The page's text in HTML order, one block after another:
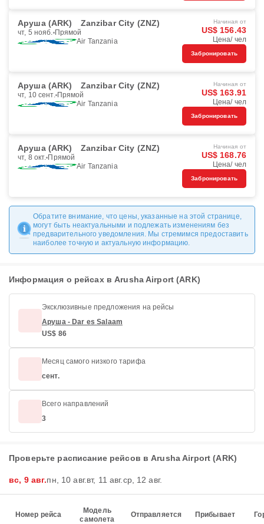
Аруша (ARK) Zanzibar City (ZNZ)
чт, 5 нояб. Прямой
Air Tanzania
Начиная от
US$ 156.43
Цена/ чел
Забронировать
Аруша (ARK) Zanzibar City (ZNZ)
чт, 10 сент. Прямой
Air Tanzania
Начиная от
US$ 163.91
Цена/ чел
Забронировать
Аруша (ARK) Zanzibar City (ZNZ)
чт, 8 окт. Прямой
Air Tanzania
Начиная от
US$ 168.76
Цена/ чел
Забронировать
Обратите внимание, что цены, указанные на этой странице,
могут быть неактуальными и подлежать изменениям без
предварительного уведомления. Мы стремимся предоставить
наиболее точную и актуальную информацию.
Информация о рейсах в Arusha Airport (ARK)
Эксклюзивные предложения на рейсы
Аруша - Dar es Salaam
US$ 86
Месяц самого низкого тарифа
сент.
Всего направлений
3
Проверьте расписание рейсов в Arusha Airport (ARK)
вс, 9 авг.пн, 10 авг.вт, 11 авг.ср, 12 авг.
Номер рейса
Модель
самолета
Отправляется Прибывает